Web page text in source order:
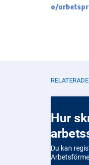
o/
Hur skriver jag in mig som
Du kan